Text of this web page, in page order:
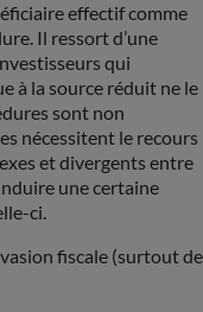
effectif comme
Il ressort d’une
qui
à la source réduit ne le
sont non
nécessitent le recours
et divergents entre
une certaine
ci.
fiscale (surtout de